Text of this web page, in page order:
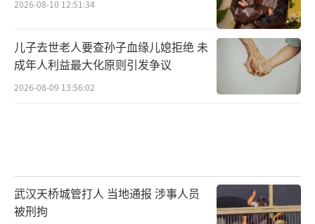
2026-08-10 12:51:34
儿子去世老人要查孙子血缘儿媳拒绝 未
成年人利益最大化原则引发争议
2026-08-09 13:56:02
武汉天桥城管打人 当地通报 涉事人员
被刑拘